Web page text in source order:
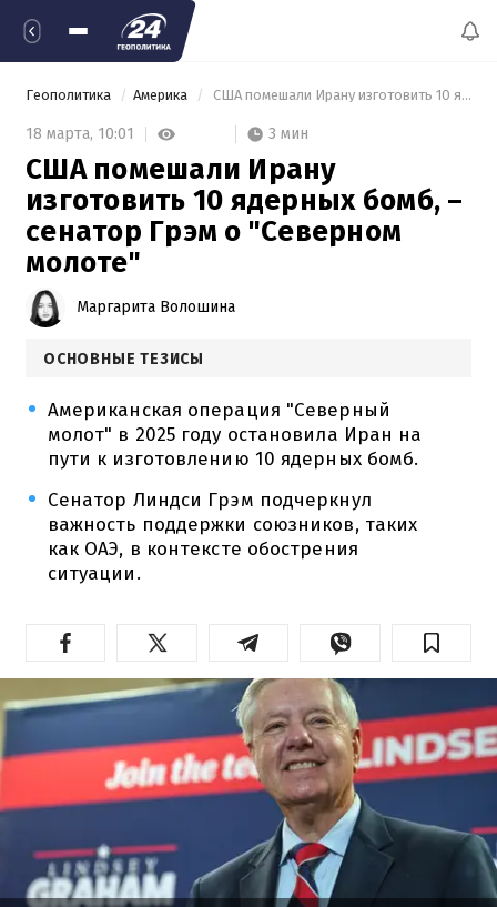
Геополитика Америка США помешали Ирану изготовить 10 ядерных бомб, – сенатор Грэм о "Северном молоте"
18 марта, 10:01 3 мин
США помешали Ирану
изготовить 10 ядерных бомб, –
сенатор Грэм о "Северном
молоте"
Маргарита Волошина
ОСНОВНЫЕ ТЕЗИСЫ
Американская операция "Северный
молот" в 2025 году остановила Иран на
пути к изготовлению 10 ядерных бомб.
Сенатор Линдси Грэм подчеркнул
важность поддержки союзников, таких
как ОАЭ, в контексте обострения
ситуации.